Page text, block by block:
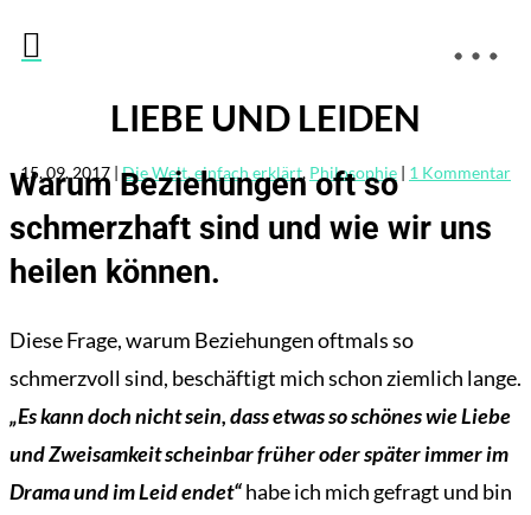

LIEBE UND LEIDEN
15. 09. 2017 |Die Welt, einfach erklärt, Philosophie | 1 Kommentar
Warum Beziehungen oft so
schmerzhaft sind und wie wir uns
heilen können.
Diese Frage, warum Beziehungen oftmals so
schmerzvoll sind, beschäftigt mich schon ziemlich lange.
„Es kann doch nicht sein, dass etwas so schönes wie Liebe
und Zweisamkeit scheinbar früher oder später immer im
Drama und im Leid endet“habe ich mich gefragt und bin